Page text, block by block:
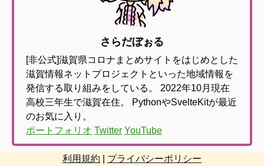
さらだぼぉる
[非公式]滋賀県コロナまとめサイトをはじめとした
滋賀情報ネットプロジェクトといった地域情報を
発信する取り組みをしている。
2022年10月現在
高校三年生で滋賀在住。
PythonやSvelteKitが最近
のお気に入り。
ポートフォリオ Twitter YouTube
利用規約 プライバシーポリシー